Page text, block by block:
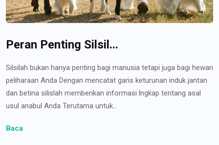
Peran Penting Silsil...
Silsilah bukan hanya penting bagi manusia tetapi juga bagi hewan
peliharaan Anda Dengan mencatat garis keturunan induk jantan
dan betina silislah memberikan informasi lngkap tentang asal
usul anabul Anda Terutama untuk...
Baca